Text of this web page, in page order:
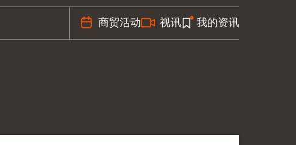
商贸活动 视讯 我的资讯